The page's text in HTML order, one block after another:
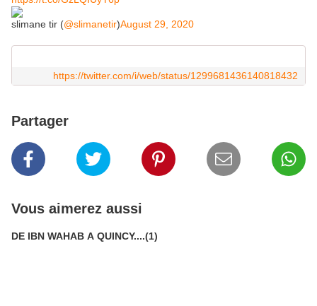
slimane tir (@slimanetir)August 29, 2020
https://twitter.com/i/web/status/1299681436140818432
Partager
Vous aimerez aussi
DE IBN WAHAB A QUINCY....(1)